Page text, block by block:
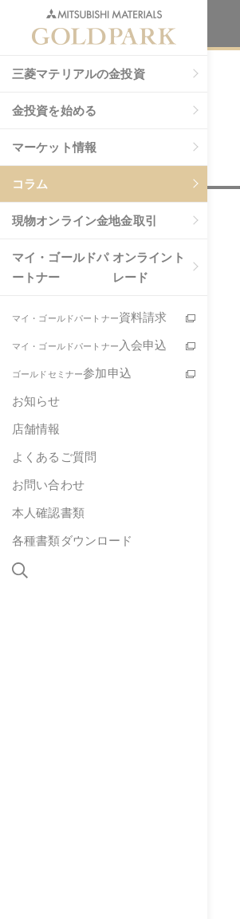
三菱マテリアルの金投資
金投資を始める
マーケット情報
コラム
現物オンライン金地金取引
マイ・ゴールドパ
ートナー
オンライント
レード
マイ・ゴールドパートナー資料請求
マイ・ゴールドパートナー 入会申込
ゴールドセミナー参加申込
お知らせ
店舗情報
よくあるご質問
お問い合わせ
本人確認書類
各種書類ダウンロード